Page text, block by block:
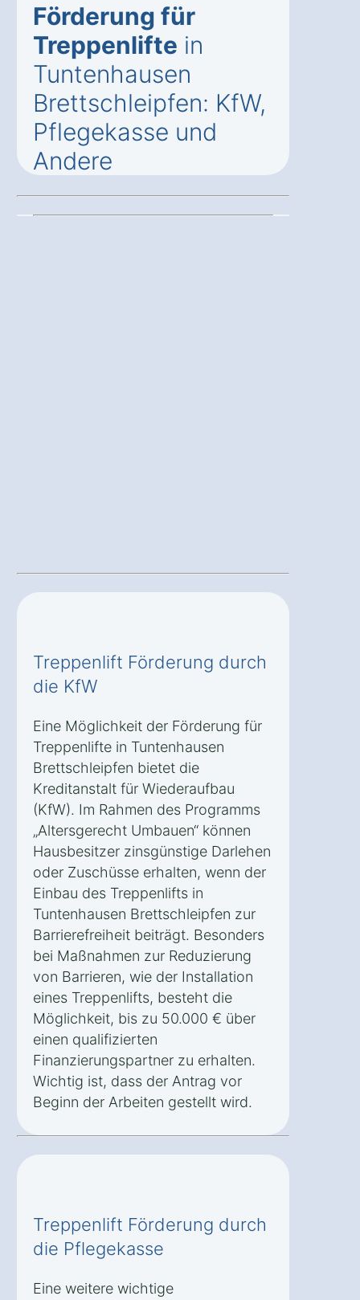
Förderung für
Treppenlifte in
Tuntenhausen
Brettschleipfen: KfW,
Pflegekasse und
Andere
Treppenlift Förderung durch
die KfW
Eine Möglichkeit der Förderung für
Treppenlifte in Tuntenhausen
Brettschleipfen bietet die
Kreditanstalt für Wiederaufbau
(KfW). Im Rahmen des Programms
„Altersgerecht Umbauen“ können
Hausbesitzer zinsgünstige Darlehen
oder Zuschüsse erhalten, wenn der
Einbau des Treppenlifts in
Tuntenhausen Brettschleipfen zur
Barrierefreiheit beiträgt. Besonders
bei Maßnahmen zur Reduzierung
von Barrieren, wie der Installation
eines Treppenlifts, besteht die
Möglichkeit, bis zu 50.000 € über
einen qualifizierten
Finanzierungspartner zu erhalten.
Wichtig ist, dass der Antrag vor
Beginn der Arbeiten gestellt wird.
Treppenlift Förderung durch
die Pflegekasse
Eine weitere wichtige